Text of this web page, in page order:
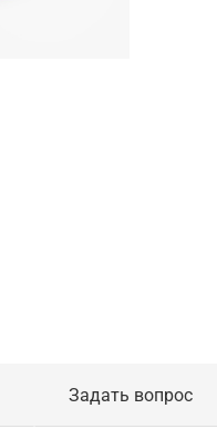
Задать вопрос